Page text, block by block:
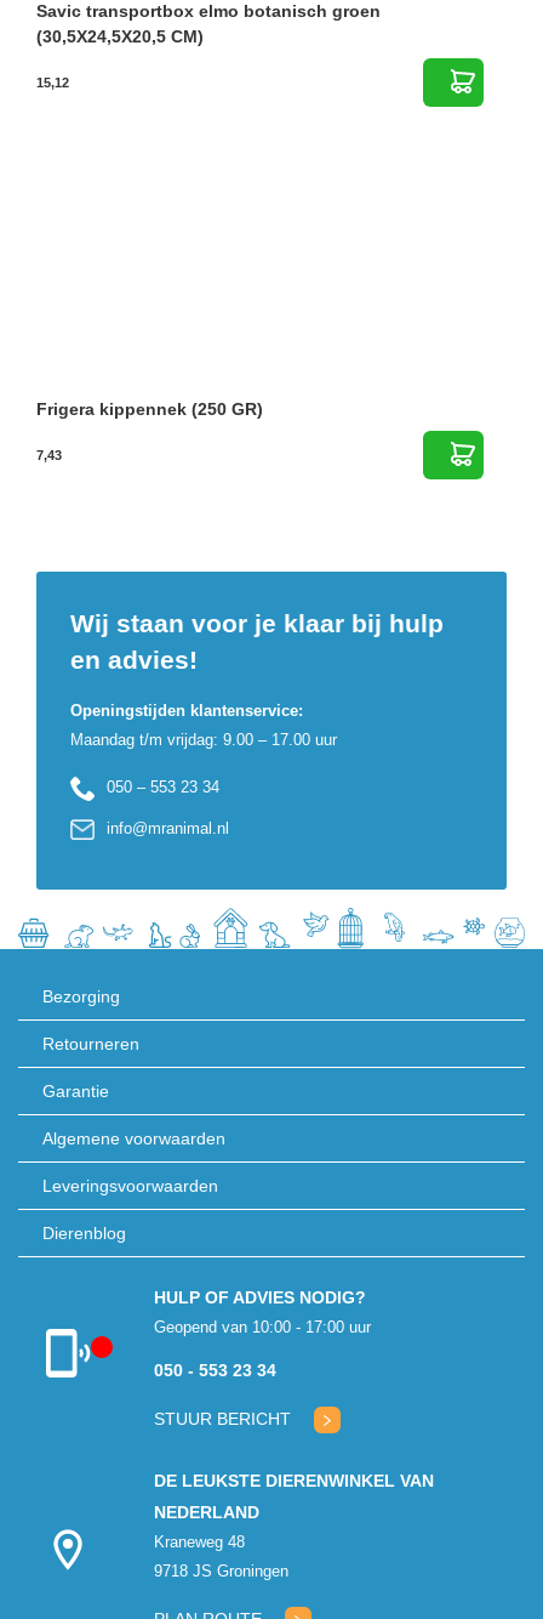
Savic transportbox elmo botanisch groen
(30,5X24,5X20,5 CM)
15,12
Frigera kippennek (250 GR)
7,43
Wij staan voor je klaar bij hulp
en advies!
Openingstijden klantenservice:
Maandag t/m vrijdag: 9.00 – 17.00 uur
050 – 553 23 34
info@mranimal.nl
Bezorging
Retourneren
Garantie
Algemene voorwaarden
Leveringsvoorwaarden
Dierenblog
Klantenservice
HULP OF ADVIES NODIG?
Geopend van 10:00 - 17:00 uur
050 - 553 23 34
STUUR BERICHT
DE LEUKSTE DIERENWINKEL VAN
NEDERLAND
Kraneweg 48
9718 JS Groningen